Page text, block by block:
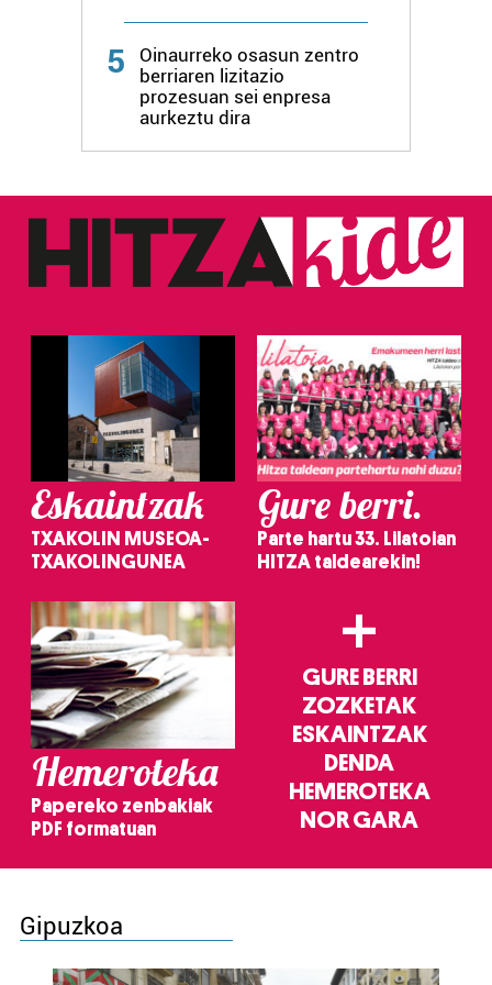
5
Oinaurreko osasun zentro
berriaren lizitazio
prozesuan sei enpresa
aurkeztu dira
Eskaintzak
TXAKOLIN MUSEOA-
TXAKOLINGUNEA
Gure berri.
Parte hartu 33. Lilatoian
HITZA taldearekin!
Hemeroteka
Papereko zenbakiak
PDF formatuan
+
GURE BERRI
ZOZKETAK
ESKAINTZAK
DENDA
HEMEROTEKA
NOR GARA
Gipuzkoa